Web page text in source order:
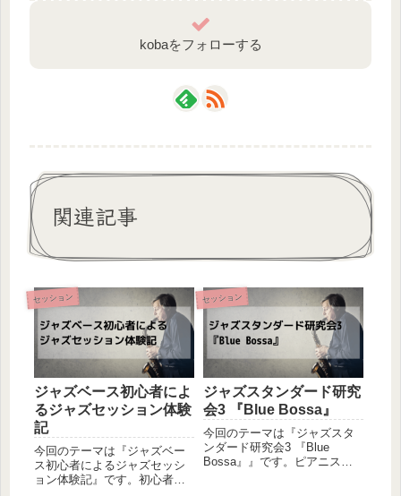
kobaをフォローする
関連記事
セッション
ジャズベース初心者によ
るジャズセッション体験
記
今回のテーマは『ジャズベー
ス初心者によるジャズセッシ
ョン体験記』です。初心者と
セッション
ジャズスタンダード研究
会3 『Blue Bossa』
今回のテーマは『ジャズスタ
ンダード研究会3 『Blue
Bossa』』です。ピアニスト